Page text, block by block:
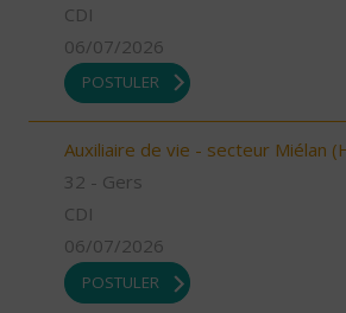
CDI
06/07/2026
POSTULER
Auxiliaire de vie - secteur Miélan
32 - Gers
CDI
06/07/2026
POSTULER